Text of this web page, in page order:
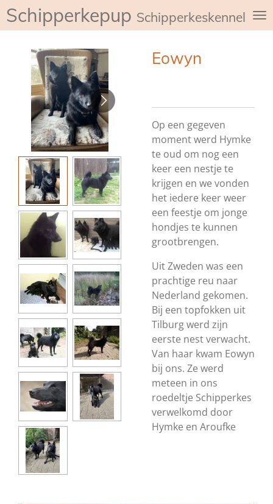
Ga
hoofdinhoud
Schipperkepup Schipperkeskennel de
Eowyn
Op een gegeven
moment werd Hymke
te oud om nog een
keer een nestje te
krijgen en we vonden
het iedere keer weer
een feestje om jonge
hondjes te kunnen
grootbrengen.
Uit Zweden was een
prachtige reu naar
Nederland gekomen.
Bij een topfokken uit
Tilburg werd zijn
eerste nest verwacht.
Van haar kwam Eowyn
bij ons. Ze werd
meteen in ons
roedeltje Schipperkes
verwelkomd door
Hymke en Aroufke